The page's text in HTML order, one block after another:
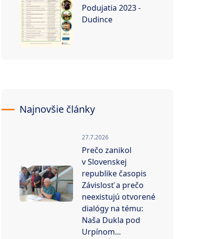
Podujatia 2023 -
Dudince
Najnovšie články
27.7.2026
Prečo zanikol
v Slovenskej
republike časopis
Závislosť a prečo
neexistujú otvorené
dialógy na tému:
Naša Dukla pod
Urpínom...